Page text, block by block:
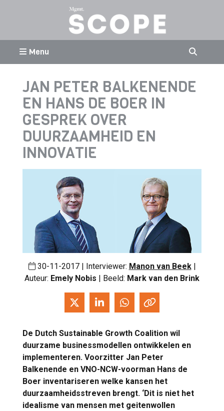
Menu
JAN PETER BALKENENDE
EN HANS DE BOER IN
GESPREK OVER
DUURZAAMHEID EN
INNOVATIE
30-11-2017 | Interviewer: Manon van Beek |
Auteur: Emely Nobis | Beeld: Mark van den Brink
De Dutch Sustainable Growth Coalition wil
duurzame businessmodellen ontwikkelen en
implementeren. Voorzitter Jan Peter
Balkenende en VNO-NCW-voorman Hans de
Boer inventariseren welke kansen het
duurzaamheidsstreven brengt. ‘Dit is niet het
idealisme van mensen met geitenwollen